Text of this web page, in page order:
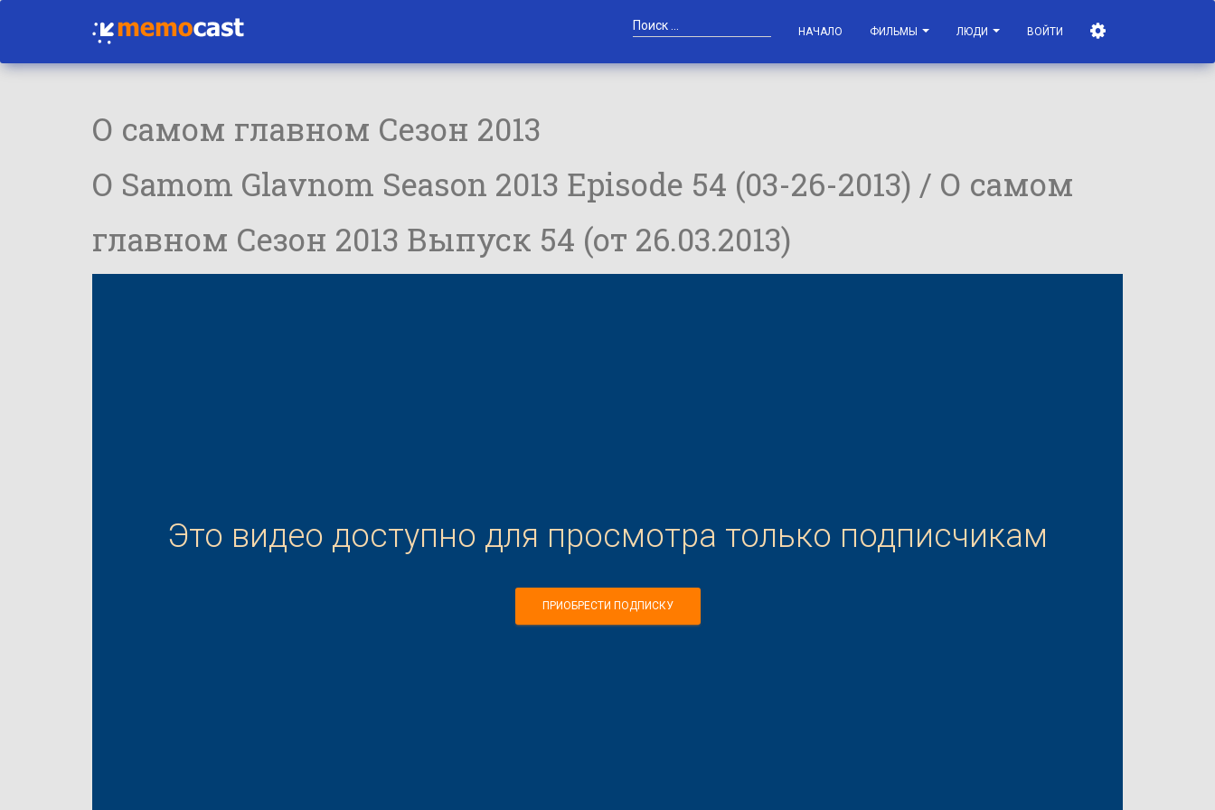
НАЧАЛО ФИЛЬМЫ ЛЮДИ ВОЙТИ
О самом главном Сезон 2013
O Samom Glavnom Season 2013 Episode 54 (03-26-2013) / О самом
главном Сезон 2013 Выпуск 54 (от 26.03.2013)
Это видео доступно для просмотра только подписчикам
ПРИОБРЕСТИ ПОДПИСКУ